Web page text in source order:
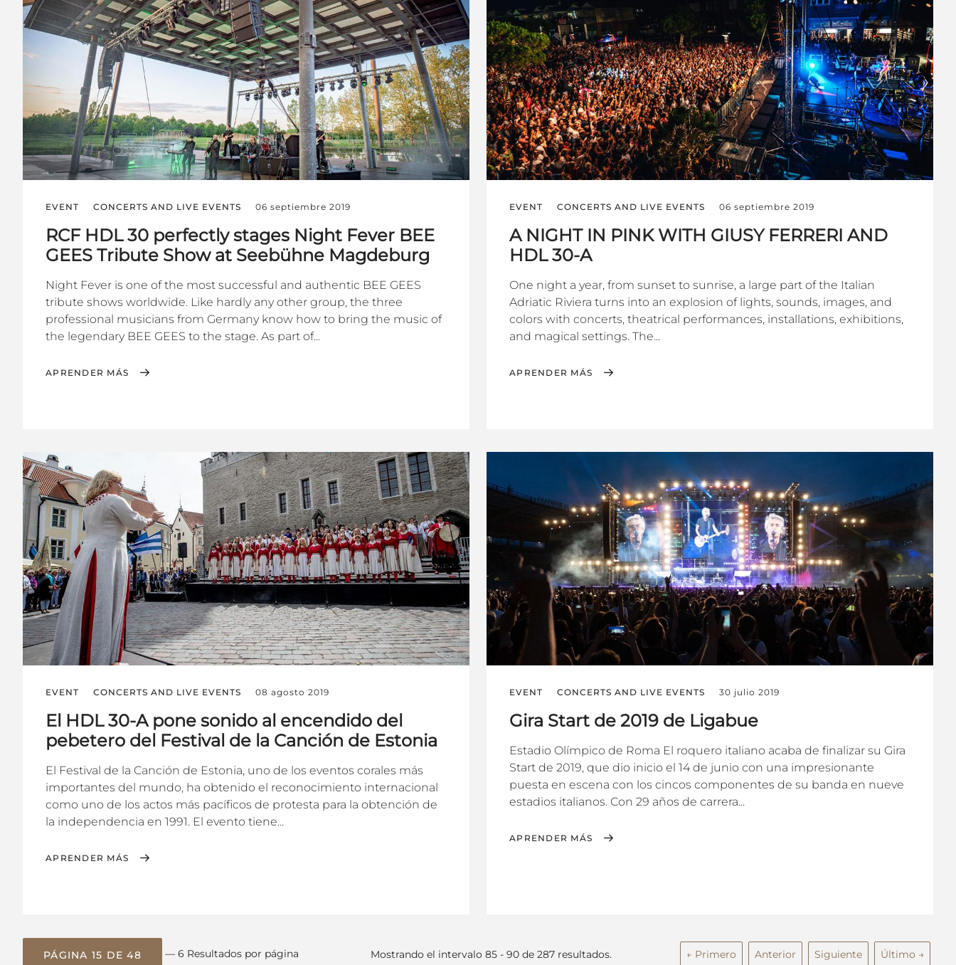
EVENT CONCERTS AND LIVE EVENTS 06 septiembre 2019
RCF HDL 30 perfectly stages Night Fever BEE
GEES Tribute Show at Seebühne Magdeburg
Night Fever is one of the most successful and authentic BEE GEES
tribute shows worldwide. Like hardly any other group, the three
professional musicians from Germany know how to bring the music of
the legendary BEE GEES to the stage. As part of...
APRENDER MÁS
EVENT CONCERTS AND LIVE EVENTS 06 septiembre 2019
A NIGHT IN PINK WITH GIUSY FERRERI AND
HDL 30-A
One night a year, from sunset to sunrise, a large part of the Italian
Adriatic Riviera turns into an explosion of lights, sounds, images, and
colors with concerts, theatrical performances, installations, exhibitions,
and magical settings. The...
APRENDER MÁS
EVENT CONCERTS AND LIVE EVENTS 08 agosto 2019
El HDL 30-A pone sonido al encendido del
pebetero del Festival de la Canción de Estonia
El Festival de la Canción de Estonia, uno de los eventos corales más
importantes del mundo, ha obtenido el reconocimiento internacional
como uno de los actos más pacíficos de protesta para la obtención de
la independencia en 1991. El evento tiene...
APRENDER MÁS
EVENT CONCERTS AND LIVE EVENTS 30 julio 2019
Gira Start de 2019 de Ligabue
Estadio Olímpico de Roma El roquero italiano acaba de finalizar su Gira
Start de 2019, que dio inicio el 14 de junio con una impresionante
puesta en escena con los cincos componentes de su banda en nueve
estadios italianos. Con 29 años de carrera...
APRENDER MÁS
PÁGINA 15 DE 48 — 6 Resultados por página Mostrando el intervalo 85 - 90 de 287 resultados. ← Primero Anterior Siguiente Último →